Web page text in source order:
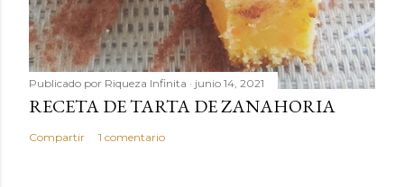
Publicado por Riqueza Infinita junio 14, 2021
RECETA DE TARTA DE ZANAHORIA
Compartir 1 comentario